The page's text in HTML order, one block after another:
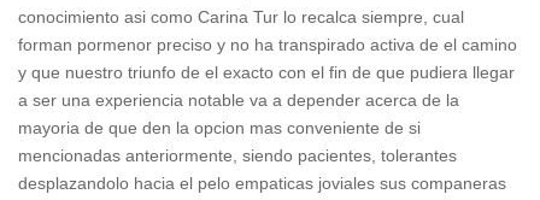
conocimiento asi­ como Carina Tur lo recalca siempre, cual
forman pormenor preciso y no ha transpirado activa de el camino
y que nuestro triunfo de el exacto con el fin de que pudiera llegar
a ser una experiencia notable va a depender acerca de la
mayoria de que den la opcion mas conveniente de si
mencionadas anteriormente, siendo pacientes, tolerantes
desplazandolo hacia el pelo empaticas joviales sus companeras